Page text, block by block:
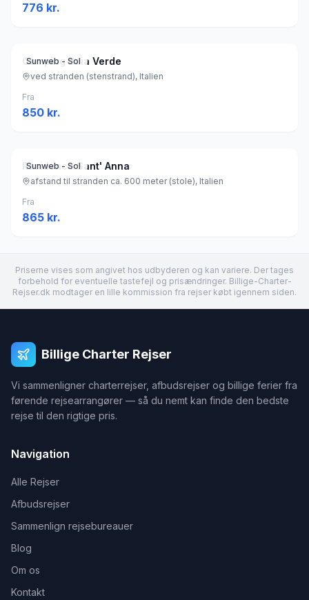
776 kr.
Sunweb - Sol
Camping Baia Verde
ved stranden (stenstrand), Italien
Fra
850 kr.
Sunweb - Sol
Residence Sant' Anna
afstand til stranden ca. 600 meter (stole), Italien
Fra
865 kr.
Priserne vises som angivet hos udbyderen og kan variere. Der tages
forbehold for eventuelle tastefejl og prisændringer. Billige-Charter-
Rejser.dk modtager en lille kommission fra rejser købt igennem siden.
Billige Charter Rejser
Vi sammenligner charterrejser, afbudsrejser og billige ferier fra
førende rejsearrangører — så du nemt kan finde den bedste
rejse til den rigtige pris.
Navigation
Alle Rejser
Afbudsrejser
Sammenlign rejsebureauer
Blog
Om os
Kontakt